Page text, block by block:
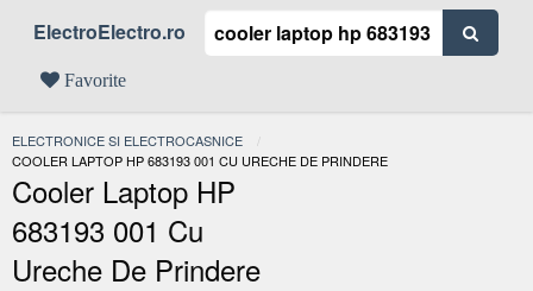
ElectroElectro.ro
Favorite
ELECTRONICE SI ELECTROCASNICE
ACTUAL:
COOLER LAPTOP HP 683193 001 CU URECHE DE PRINDERE
Cooler Laptop HP
683193 001 Cu
Ureche De Prindere